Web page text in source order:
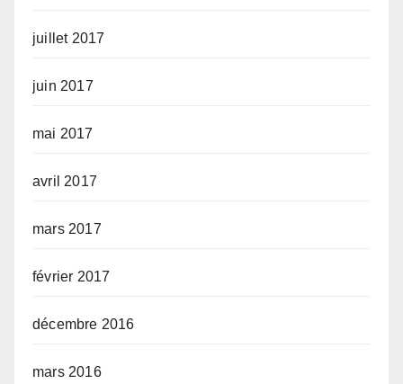
juillet 2017
juin 2017
mai 2017
avril 2017
mars 2017
février 2017
décembre 2016
mars 2016